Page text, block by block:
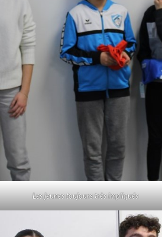
Les jeunes toujours très impliqués